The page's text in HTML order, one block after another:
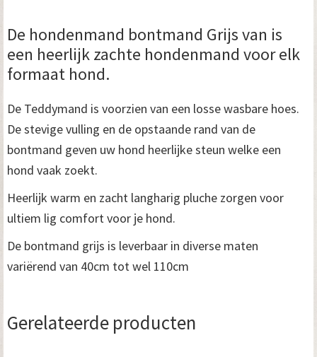
De hondenmand bontmand Grijs van is
een heerlijk zachte hondenmand voor elk
formaat hond.
De Teddymand is voorzien van een losse wasbare hoes.
De stevige vulling en de opstaande rand van de
bontmand geven uw hond heerlijke steun welke een
hond vaak zoekt.
Heerlijk warm en zacht langharig pluche zorgen voor
ultiem lig comfort voor je hond.
De bontmand grijs is leverbaar in diverse maten
variërend van 40cm tot wel 110cm
Gerelateerde producten